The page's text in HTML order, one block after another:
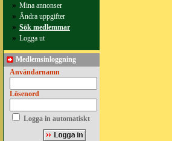
» Mina annonser
» Ändra uppgifter
» Sök medlemmar
» Logga ut
Medlemsinloggning
Användarnamn
Lösenord
Logga in automatiskt